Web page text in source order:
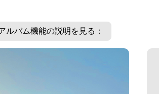
ルバム機能の説明を見る：